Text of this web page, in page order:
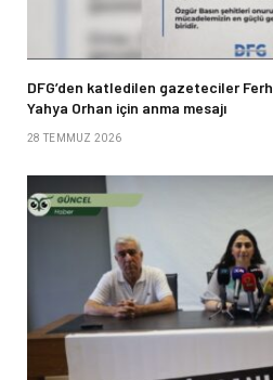
DFG’den katledilen gazeteciler
Yahya Orhan için anma mesajı
28 TEMMUZ 2026